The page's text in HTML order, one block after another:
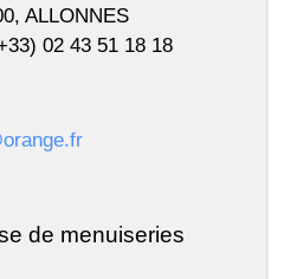
ALLONNES
02 43 51 18 18
de menuiseries